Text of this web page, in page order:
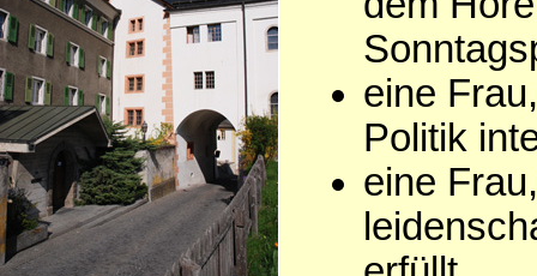
eine
Politik
eine